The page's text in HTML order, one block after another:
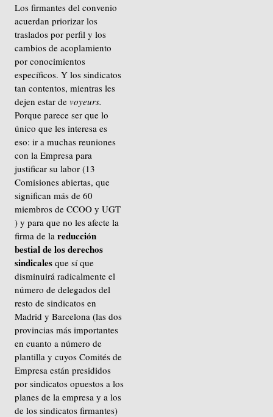
Los firmantes del convenio
acuerdan priorizar los
traslados por perfil y los
cambios de acoplamiento
por conocimientos
específicos. Y los sindicatos
tan contentos, mientras les
dejen estar devoyeurs.
Porque parece ser que lo
único que les interesa es
eso: ir a muchas reuniones
con la Empresa para
justificar su labor (13
Comisiones abiertas, que
significan más de 60
miembros de CCOO y UGT
) y para que no les afecte la
firma de lareducción
bestial de los derechos
sindicales que sí que
disminuirá radicalmente el
número de delegados del
resto de sindicatos en
Madrid y Barcelona (las dos
provincias más importantes
en cuanto a número de
plantilla y cuyos Comités de
Empresa están presididos
por sindicatos opuestos a los
planes de la empresa y a los
de los sindicatos firmantes)